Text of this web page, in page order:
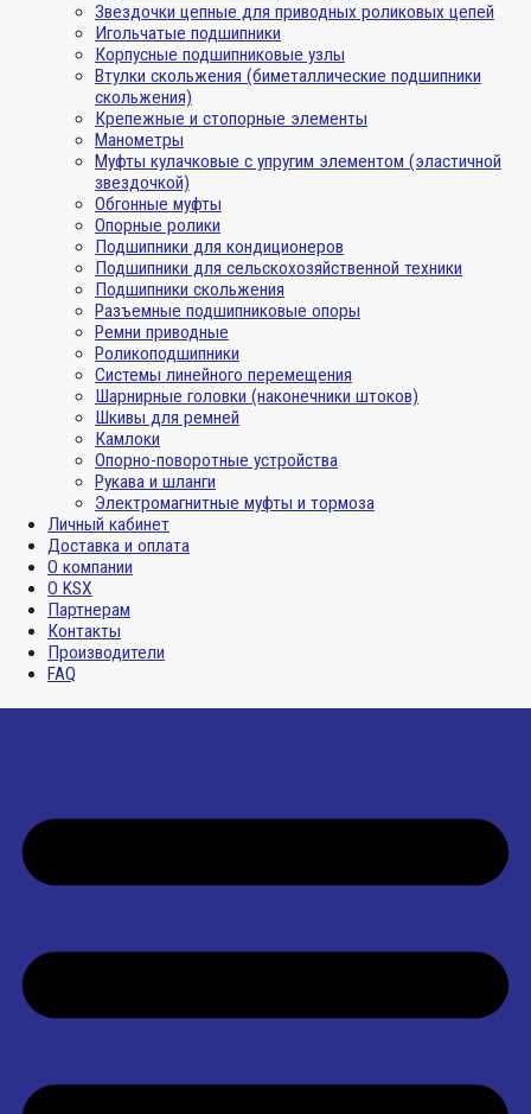
Звездочки цепные для приводных роликовых цепей
Игольчатые подшипники
Корпусные подшипниковые узлы
Втулки скольжения (биметаллические подшипники
скольжения)
Крепежные и стопорные элементы
Манометры
Муфты кулачковые с упругим элементом (эластичной
звездочкой)
Обгонные муфты
Опорные ролики
Подшипники для кондиционеров
Подшипники для сельскохозяйственной техники
Подшипники скольжения
Разъемные подшипниковые опоры
Ремни приводные
Роликоподшипники
Системы линейного перемещения
Шарнирные головки (наконечники штоков)
Шкивы для ремней
Камлоки
Опорно-поворотные устройства
Рукава и шланги
Электромагнитные муфты и тормоза
Личный кабинет
Доставка и оплата
О компании
О KSX
Партнерам
Контакты
Производители
FAQ